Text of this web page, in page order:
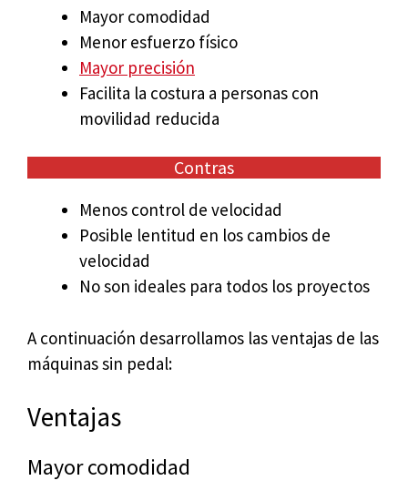
Mayor comodidad
Menor esfuerzo físico
Mayor precisión
Facilita la costura a personas con
movilidad reducida
Contras
Menos control de velocidad
Posible lentitud en los cambios de
velocidad
No son ideales para todos los proyectos
A continuación desarrollamos las ventajas de las
máquinas sin pedal:
Ventajas
Mayor comodidad